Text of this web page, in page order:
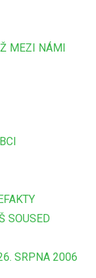
MEZI NÁMI
SOUSED
SRPNA 2006